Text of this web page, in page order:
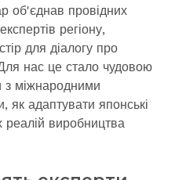
об'єднав провідних
регіону,
для діалогу про
нас це стало чудовою
з міжнародними
як адаптувати японські
реалій виробництва